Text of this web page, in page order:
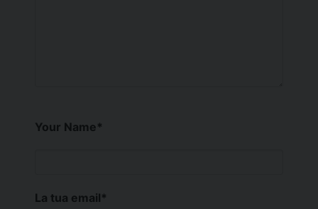
Your Name*
La tua email*